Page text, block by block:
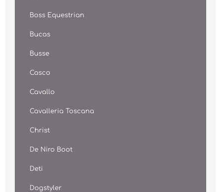
Boss Equestrian
Bucas
Busse
Casco
Cavallo
Cavalleria Toscana
Christ
De Niro Boot
Deti
Dogstyler